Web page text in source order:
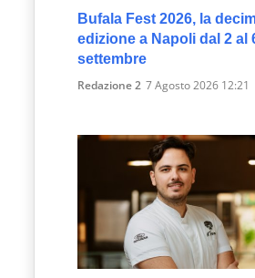
Bufala Fest 2026, la
edizione a Napoli dal 2 al
settembre
Redazione 2 7 Agosto 2026 12:21